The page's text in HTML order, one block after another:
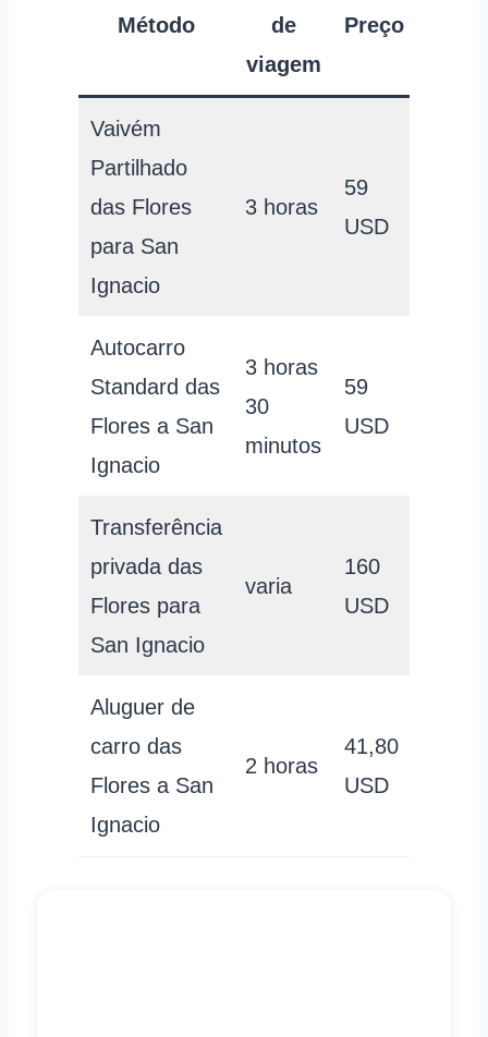
Método
de
viagem
Preço
Vaivém
Partilhado
das Flores
para San
Ignacio
3 horas
59
USD
Autocarro
Standard das
Flores a San
Ignacio
3 horas
30
minutos
59
USD
Transferência
privada das
Flores para
San Ignacio
varia
160
USD
Aluguer de
carro das
Flores a San
Ignacio
2 horas
41,80
USD